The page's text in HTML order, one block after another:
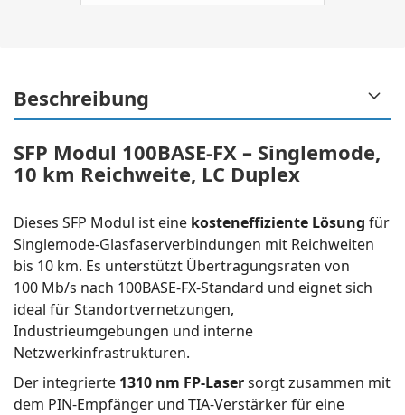
Beschreibung
SFP Modul 100BASE-FX – Singlemode,
10 km Reichweite, LC Duplex
Dieses SFP Modul ist eine kosteneffiziente Lösung für
Singlemode-Glasfaserverbindungen mit Reichweiten
bis 10 km. Es unterstützt Übertragungsraten von
100 Mb/s nach 100BASE-FX-Standard und eignet sich
ideal für Standortvernetzungen,
Industrieumgebungen und interne
Netzwerkinfrastrukturen.
Der integrierte 1310 nm FP-Lasersorgt zusammen mit
dem PIN-Empfänger und TIA-Verstärker für eine